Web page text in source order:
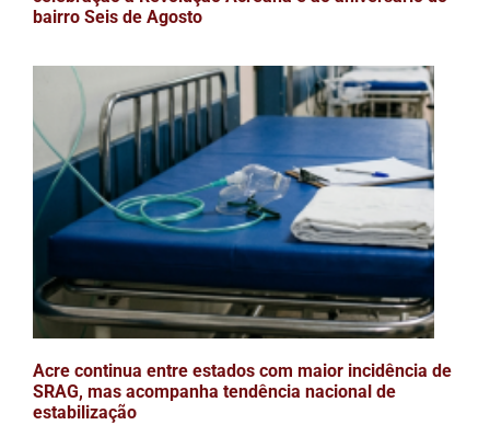
bairro Seis de Agosto
Acre continua entre estados com maior incidência de
SRAG, mas acompanha tendência nacional de
estabilização